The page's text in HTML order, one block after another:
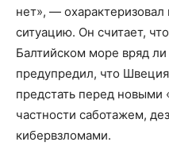
нет», —
ситуацию. Он считает,
Балтийском море вряд
предупредил, что
предстать перед новыми
частности саботажем,
кибервзломами.